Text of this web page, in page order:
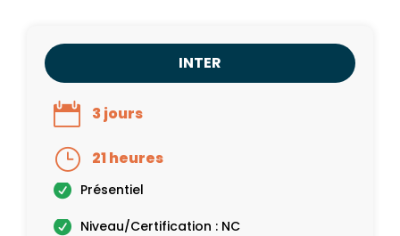
INTER
3 jours
21 heures
Présentiel
Niveau/Certification : NC